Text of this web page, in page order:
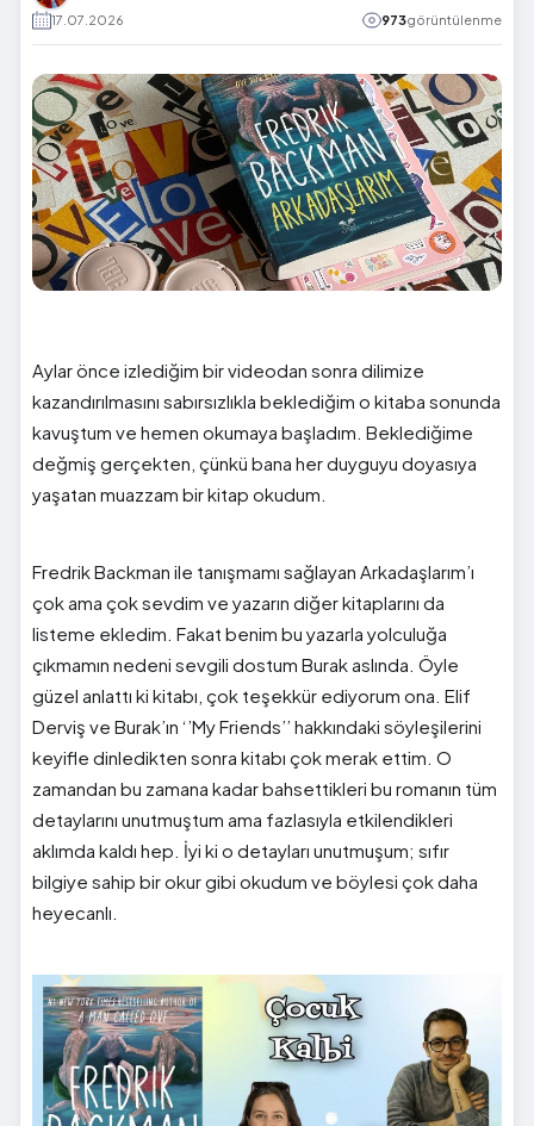
17.07.2026 973görüntülenme
Aylar önce izlediğim bir videodan sonra dilimize
kazandırılmasını sabırsızlıkla beklediğim o kitaba sonunda
kavuştum ve hemen okumaya başladım. Beklediğime
değmiş gerçekten, çünkü bana her duyguyu doyasıya
yaşatan muazzam bir kitap okudum.
Fredrik Backman ile tanışmamı sağlayan Arkadaşlarım’ı
çok ama çok sevdim ve yazarın diğer kitaplarını da
listeme ekledim. Fakat benim bu yazarla yolculuğa
çıkmamın nedeni sevgili dostum Burak aslında. Öyle
güzel anlattı ki kitabı, çok teşekkür ediyorum ona. Elif
Derviş ve Burak’ın ‘’My Friends’’ hakkındaki söyleşilerini
keyifle dinledikten sonra kitabı çok merak ettim. O
zamandan bu zamana kadar bahsettikleri bu romanın tüm
detaylarını unutmuştum ama fazlasıyla etkilendikleri
aklımda kaldı hep. İyi ki o detayları unutmuşum; sıfır
bilgiye sahip bir okur gibi okudum ve böylesi çok daha
heyecanlı.